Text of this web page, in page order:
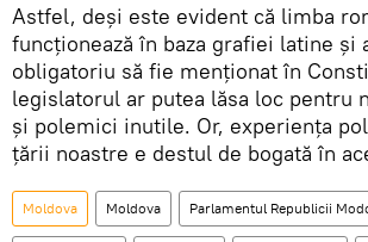
Astfel, deși este evident că limba
funcționează în baza grafiei latine și
obligatoriu să fie menționat în
legislatorul ar putea lăsa loc pentru
și polemici inutile. Or, experiența
țării noastre e destul de bogată în
Moldova Moldova Parlamentul Republicii